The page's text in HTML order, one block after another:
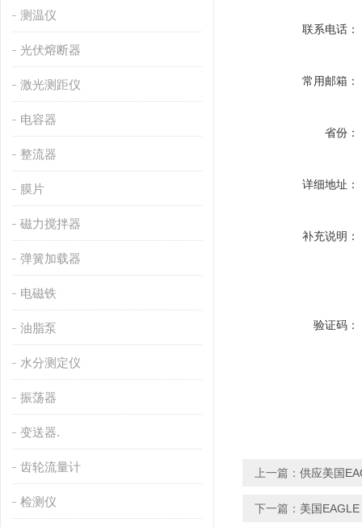
测温仪
光伏熔断器
激光测距仪
电容器
整流器
膜片
磁力搅拌器
弹簧加载器
电磁铁
油脂泵
水分测定仪
振荡器
变送器.
齿轮流量计
检测仪
联系电话：
常用邮箱：
省份：
详细地址：
补充说明：
验证码：
上一篇： 供应美国
下一篇： 美国